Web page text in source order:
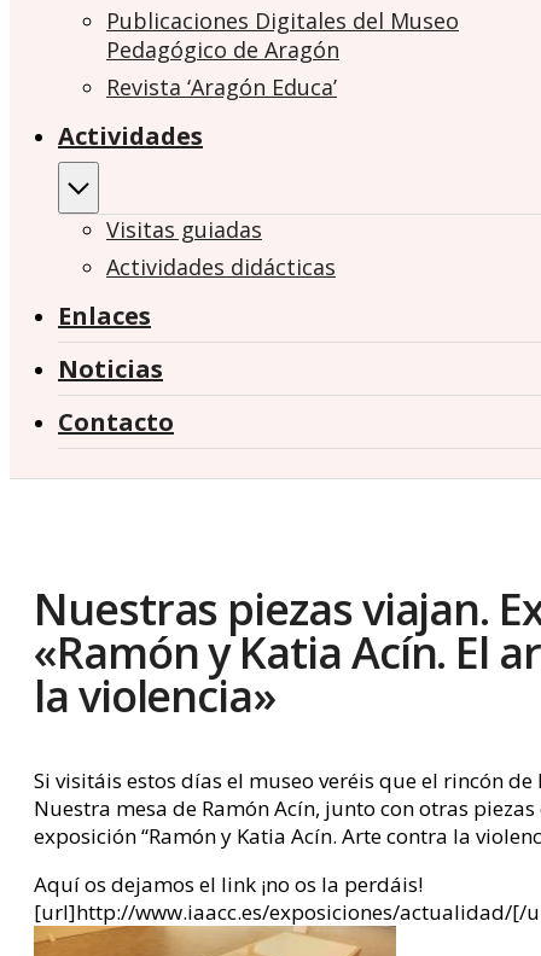
Publicaciones Digitales del Museo
Pedagógico de Aragón
Revista ‘Aragón Educa’
Actividades
Visitas guiadas
Actividades didácticas
Enlaces
Noticias
Contacto
Nuestras piezas viajan.
«Ramón y Katia Acín. El
la violencia»
Si visitáis estos días el museo veréis que el rincón
Nuestra mesa de Ramón Acín, junto con otras
exposición “Ramón y Katia Acín. Arte contra la
Aquí os dejamos el link ¡no os la perdáis!
[url]http://www.iaacc.es/exposiciones/actualidad/[/